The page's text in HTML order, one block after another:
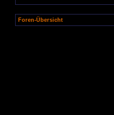
Foren-Übersicht